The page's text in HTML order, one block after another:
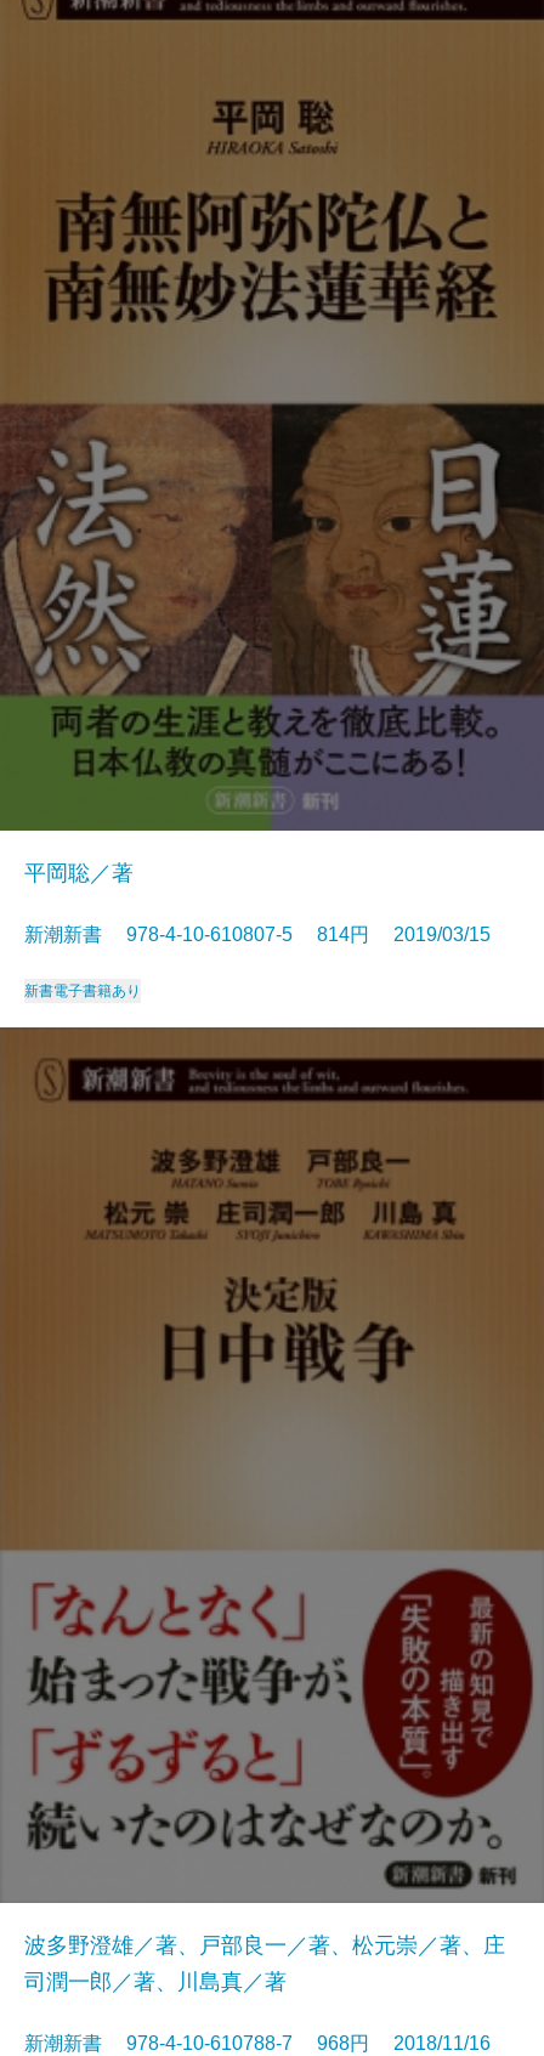
平岡聡／著
新潮新書 978-4-10-610807-5 814円 2019/03/15
新書電子書籍あり
波多野澄雄／著、戸部良一／著、松元崇／著、庄
司潤一郎／著、川島真／著
新潮新書 978-4-10-610788-7 968円 2018/11/16